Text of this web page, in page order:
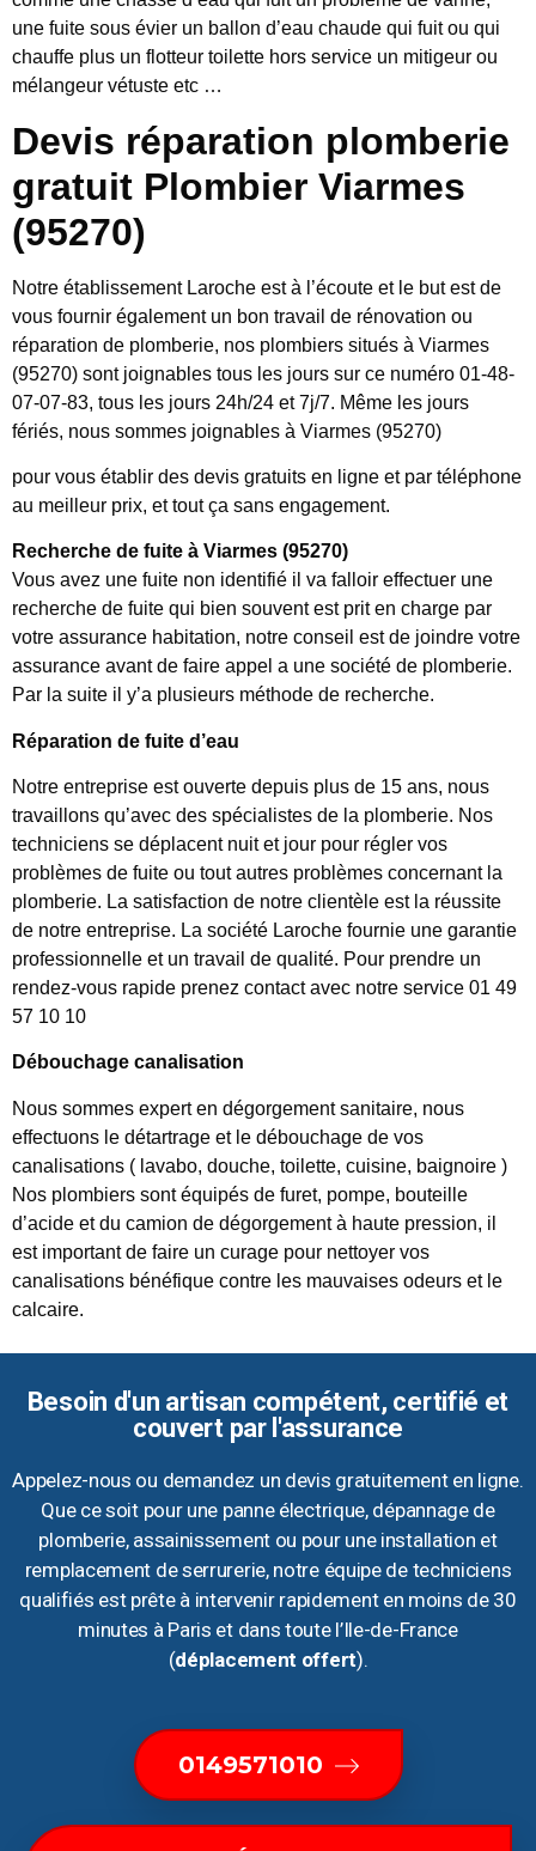
une fuite sous évier un ballon d’eau chaude qui fuit ou qui
chauffe plus un flotteur toilette hors service un mitigeur ou
mélangeur vétuste etc …
Devis réparation plomberie
gratuit Plombier Viarmes
(95270)
Notre établissement Laroche est à l’écoute et le but est de
vous fournir également un bon travail de rénovation ou
réparation de plomberie, nos plombiers situés à Viarmes
(95270) sont joignables tous les jours sur ce numéro 01-48-
07-07-83, tous les jours 24h/24 et 7j/7. Même les jours
fériés, nous sommes joignables à Viarmes (95270)
pour vous établir des devis gratuits en ligne et par téléphone
au meilleur prix, et tout ça sans engagement.
Recherche de fuite à Viarmes (95270)
Vous avez une fuite non identifié il va falloir effectuer une
recherche de fuite qui bien souvent est prit en charge par
votre assurance habitation, notre conseil est de joindre votre
assurance avant de faire appel a une société de plomberie.
Par la suite il y’a plusieurs méthode de recherche.
Réparation de fuite d’eau
Notre entreprise est ouverte depuis plus de 15 ans, nous
travaillons qu’avec des spécialistes de la plomberie. Nos
techniciens se déplacent nuit et jour pour régler vos
problèmes de fuite ou tout autres problèmes concernant la
plomberie. La satisfaction de notre clientèle est la réussite
de notre entreprise. La société Laroche fournie une garantie
professionnelle et un travail de qualité. Pour prendre un
rendez-vous rapide prenez contact avec notre service 01 49
57 10 10
Débouchage canalisation
Nous sommes expert en dégorgement sanitaire, nous
effectuons le détartrage et le débouchage de vos
canalisations ( lavabo, douche, toilette, cuisine, baignoire )
Nos plombiers sont équipés de furet, pompe, bouteille
d’acide et du camion de dégorgement à haute pression, il
est important de faire un curage pour nettoyer vos
canalisations bénéfique contre les mauvaises odeurs et le
calcaire.
Besoin d'un artisan compétent, certifié et
couvert par l'assurance
Appelez-nous ou demandez un devis gratuitement en ligne.
Que ce soit pour une panne électrique, dépannage de
plomberie, assainissement ou pour une installation et
remplacement de serrurerie, notre équipe de techniciens
qualifiés est prête à intervenir rapidement en moins de 30
minutes à Paris et dans toute l’Ile-de-France
(déplacement offert).
0149571010